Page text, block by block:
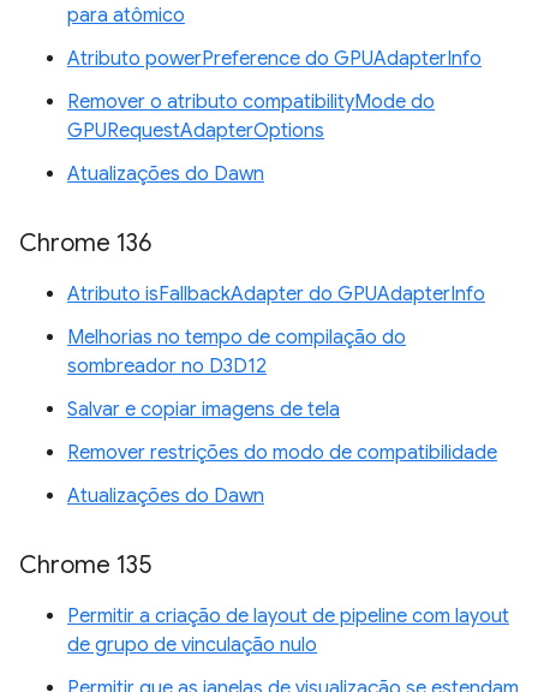
para atômico
Atributo powerPreference do GPUAdapterInfo
Remover o atributo compatibilityMode do
GPURequestAdapterOptions
Atualizações do Dawn
Chrome 136
Atributo isFallbackAdapter do GPUAdapterInfo
Melhorias no tempo de compilação do
sombreador no D3D12
Salvar e copiar imagens de tela
Remover restrições do modo de compatibilidade
Atualizações do Dawn
Chrome 135
Permitir a criação de layout de pipeline com layout
de grupo de vinculação nulo